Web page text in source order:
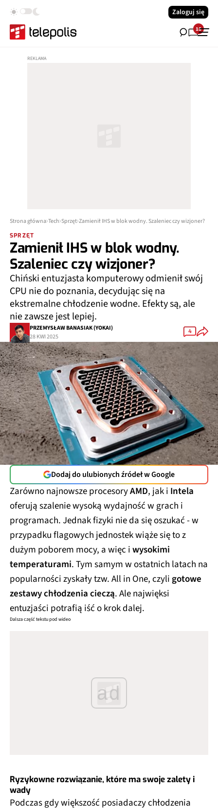
Zaloguj się
18
Strona główna Tech Sprzęt Zamienił IHS w blok wodny. Szaleniec czy wizjoner?
SPRZĘT
Zamienił IHS w blok wodny.
Szaleniec czy wizjoner?
Chiński entuzjasta komputerowy odmienił swój
CPU nie do poznania, decydując się na
ekstremalne chłodzenie wodne. Efekty są, ale
nie zawsze jest lepiej.
PRZEMYSŁAW BANASIAK (YOKAI)
28 KWI 2025
4
Dodaj do ulubionych źródeł w Google
Zarówno najnowsze procesoryAMD, jak i Intela
oferują szalenie wysoką wydajność w grach i
programach. Jednak fizyki nie da się oszukać - w
przypadku flagowych jednostek wiąże się to z
dużym poborem mocy, a więc iwysokimi
temperaturami. Tym samym w ostatnich latach na
popularności zyskały tzw. All in One, czyligotowe
zestawy chłodzenia cieczą. Ale najwięksi
entuzjaści potrafią iść o krok dalej.
Dalsza część tekstu pod wideo
ad
Ryzykowne rozwiązanie, które ma swoje zalety i
wady
Podczas gdy większość posiadaczy chłodzenia